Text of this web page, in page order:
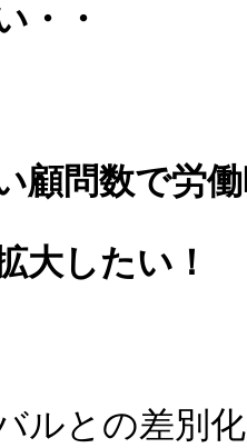
・・
顧問数で労
大したい！
ルとの差別